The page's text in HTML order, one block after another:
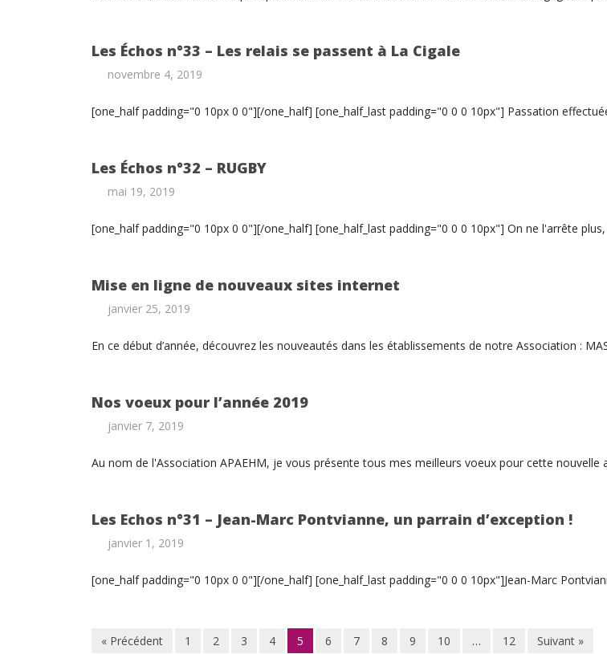
Les Échos n°33 – Les relais se passent à La Cigale
novembre 4, 2019
[one_half padding="0 10px 0 0"][/one_half] [one_half_last padding="0 0 0 10px"] Passation
Les Échos n°32 – RUGBY
mai 19, 2019
[one_half padding="0 10px 0 0"][/one_half] [one_half_last padding="0 0 0 10px"] On ne l'arrête
Mise en ligne de nouveaux sites internet
janvier 25, 2019
En ce début d’année, découvrez les nouveautés dans les établissements de notre Association :
Nos voeux pour l’année 2019
janvier 7, 2019
Au nom de l'Association APAEHM, je vous présente tous mes meilleurs voeux pour cette
Les Echos n°31 – Jean-Marc Pontvianne, un parrain d’exception !
janvier 1, 2019
[one_half padding="0 10px 0 0"][/one_half] [one_half_last padding="0 0 0 10px"]Jean-Marc
« Précédent 1 2 3 4 5 6 7 8 9 10 … 12 Suivant »